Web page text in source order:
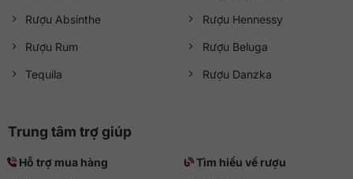
Rượu Absinthe
Rượu Rum
Tequila
Rượu Hennessy
Rượu Beluga
Rượu Danzka
Trung tâm trợ giúp
Hỗ trợ mua hàng
Tìm hiểu về rượu